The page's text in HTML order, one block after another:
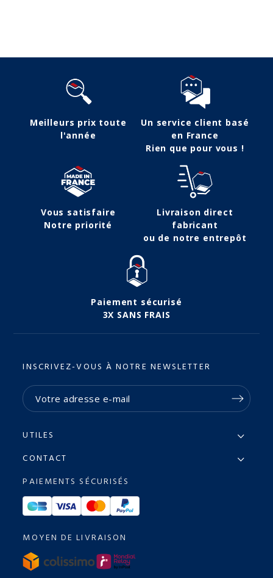
Meilleurs prix toute
l'année
Un service client basé
en France
Rien que pour vous !
Vous satisfaire
Notre priorité
Livraison direct
fabricant
ou de notre entrepôt
Paiement sécurisé
3X SANS FRAIS
INSCRIVEZ-VOUS À NOTRE NEWSLETTER
UTILES
CONTACT
PAIEMENTS SÉCURISÉS
MOYEN DE LIVRAISON